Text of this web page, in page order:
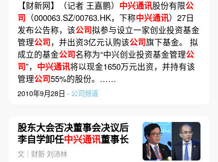
【财新网】（记者 王嘉鹏） 中兴通讯股份有限公
司 （000063.SZ/00763.HK，下称中兴通讯）27日
发布公告称，该公司拟参与设立一家创业投资基金
管理公司，并出资3亿元认购该公司旗下基金。 拟
成立的基金公司名称为“中兴创业投资基金管理公
司”， 中兴通讯将以现金1650万元出资，并持有该
管理公司55%的股份。……
2010年9月28日 · 公司频道
股东大会否决董事会决议后
李自学卸任中兴通讯董事长
文｜财新 刘沛林